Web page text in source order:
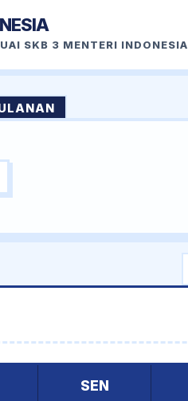
SKB 3 MENTERI INDONESIA
SEN